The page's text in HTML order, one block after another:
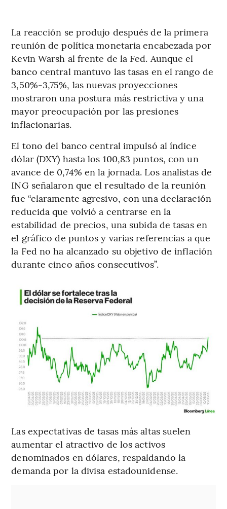
La reacción se produjo después de la primera
reunión de política monetaria encabezada por
Kevin Warsh al frente de la Fed. Aunque el
banco central mantuvo las tasas en el rango de
3,50%-3,75%, las nuevas proyecciones
mostraron una postura más restrictiva y una
mayor preocupación por las presiones
inflacionarias.
El tono del banco central impulsó al índice
dólar (DXY) hasta los 100,83 puntos, con un
avance de 0,74% en la jornada. Los analistas de
ING señalaron que el resultado de la reunión
fue “claramente agresivo, con una declaración
reducida que volvió a centrarse en la
estabilidad de precios, una subida de tasas en
el gráfico de puntos y varias referencias a que
la Fed no ha alcanzado su objetivo de inflación
durante cinco años consecutivos”.
Las expectativas de tasas más altas suelen
aumentar el atractivo de los activos
denominados en dólares, respaldando la
demanda por la divisa estadounidense.